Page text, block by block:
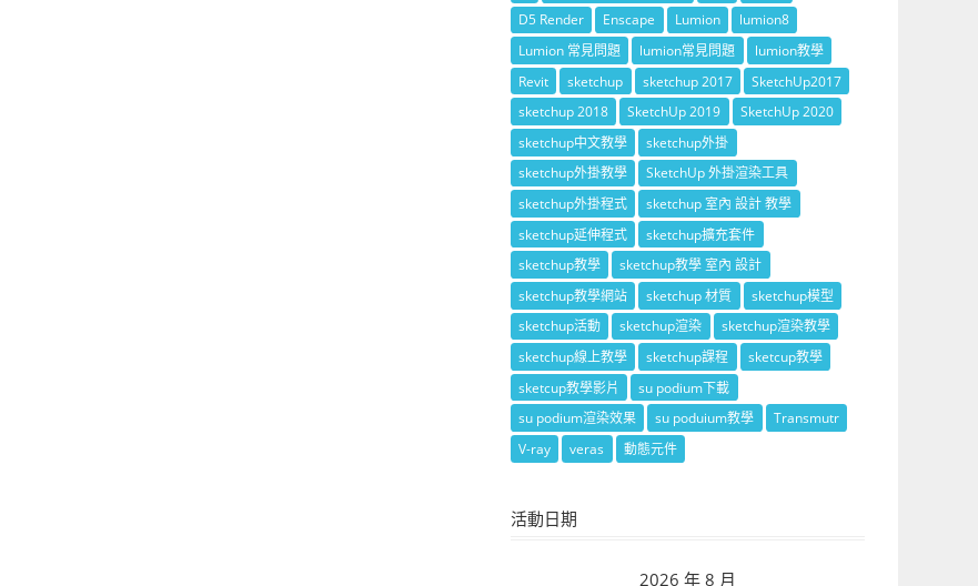
D5 Render
Enscape Lumion
lumion8
Lumion 常見問題
lumion常見問題
lumion教學
Revit
sketchup sketchup 2017
SketchUp2017
sketchup 2018
SketchUp 2019
SketchUp 2020
sketchup中文教學
sketchup外掛
sketchup外掛教學
SketchUp 外掛渲染工具
sketchup外掛程式
sketchup 室內 設計 教學
sketchup延伸程式
sketchup擴充套件
sketchup教學
sketchup教學 室內 設計
sketchup教學網站
sketchup 材質
sketchup模型
sketchup活動
sketchup渲染
sketchup渲染教學
sketchup線上教學
sketchup課程
sketcup教學
sketcup教學影片
su podium下載
su podium渲染效果
su poduium教學
Transmutr
V-ray
veras 動態元件
活動日期
2026 年 8 月